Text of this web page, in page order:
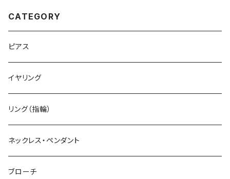
CATEGORY
ピアス
イヤリング
リング（指輪）
ネックレス・ペンダント
ブローチ